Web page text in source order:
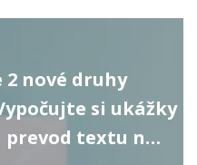
nové druhy
si ukážky
prevod textu n…